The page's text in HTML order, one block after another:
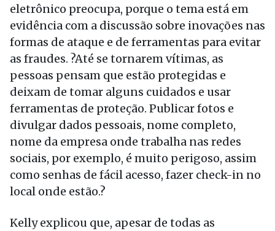
eletrônico preocupa, porque o tema está em
evidência com a discussão sobre inovações nas
formas de ataque e de ferramentas para evitar
as fraudes. ?Até se tornarem vítimas, as
pessoas pensam que estão protegidas e
deixam de tomar alguns cuidados e usar
ferramentas de proteção. Publicar fotos e
divulgar dados pessoais, nome completo,
nome da empresa onde trabalha nas redes
sociais, por exemplo, é muito perigoso, assim
como senhas de fácil acesso, fazer check-in no
local onde estão.?
Kelly explicou que, apesar de todas as